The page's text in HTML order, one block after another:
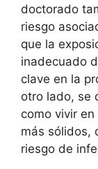
doctorado
riesgo
que la
inadecuado
clave en la
otro lado, se
como vivir
más sólidos,
riesgo de